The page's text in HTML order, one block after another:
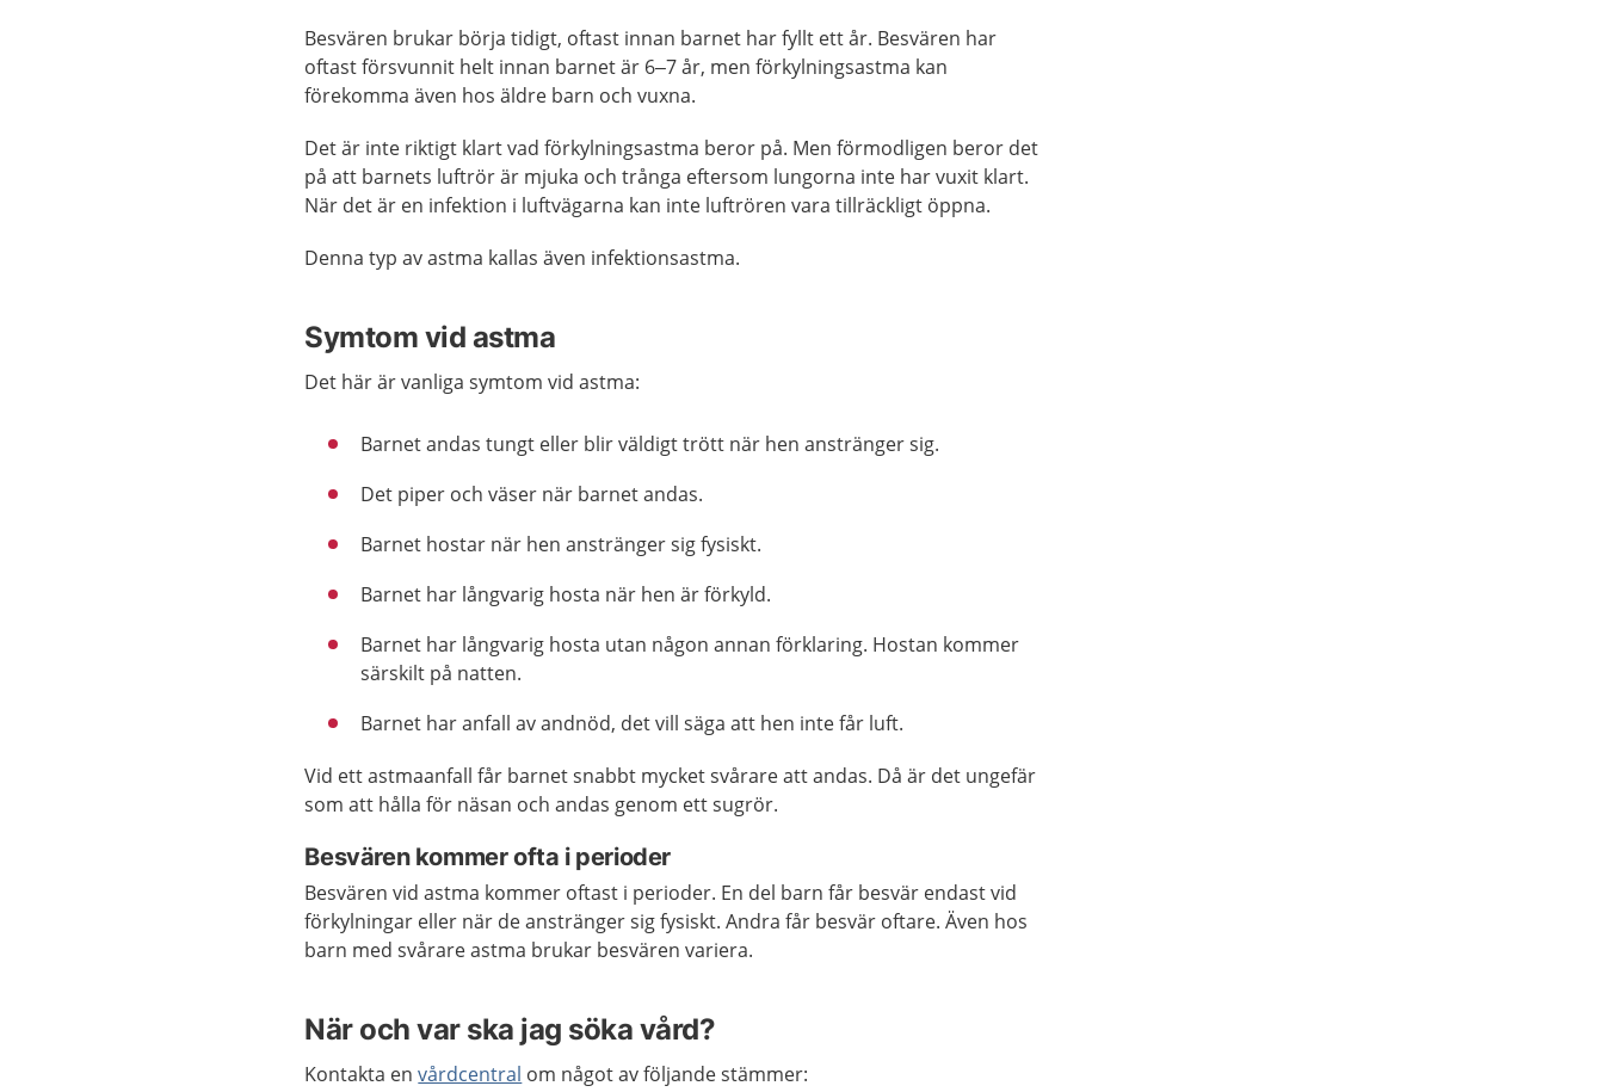
Besvären brukar börja tidigt, oftast innan barnet har fyllt ett år. Besvären har
oftast försvunnit helt innan barnet är 6–7 år, men förkylningsastma kan
förekomma även hos äldre barn och vuxna.
Det är inte riktigt klart vad förkylningsastma beror på. Men förmodligen beror det
på att barnets luftrör är mjuka och trånga eftersom lungorna inte har vuxit klart.
När det är en infektion i luftvägarna kan inte luftrören vara tillräckligt öppna.
Denna typ av astma kallas även infektionsastma.
Symtom vid astma
Det här är vanliga symtom vid astma:
Barnet andas tungt eller blir väldigt trött när hen anstränger sig.
Det piper och väser när barnet andas.
Barnet hostar när hen anstränger sig fysiskt.
Barnet har långvarig hosta när hen är förkyld.
Barnet har långvarig hosta utan någon annan förklaring. Hostan kommer
särskilt på natten.
Barnet har anfall av andnöd, det vill säga att hen inte får luft.
Vid ett astmaanfall får barnet snabbt mycket svårare att andas. Då är det ungefär
som att hålla för näsan och andas genom ett sugrör.
Besvären kommer ofta i perioder
Besvären vid astma kommer oftast i perioder. En del barn får besvär endast vid
förkylningar eller när de anstränger sig fysiskt. Andra får besvär oftare. Även hos
barn med svårare astma brukar besvären variera.
När och var ska jag söka vård?
Kontakta envårdcentral om något av följande stämmer: